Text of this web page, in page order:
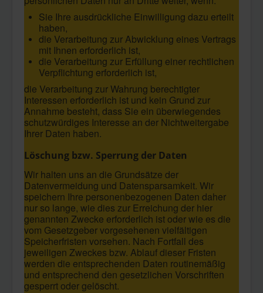
Sie Ihre ausdrückliche Einwilligung dazu erteilt
haben,
die Verarbeitung zur Abwicklung eines Vertrags
mit Ihnen erforderlich ist,
die Verarbeitung zur Erfüllung einer rechtlichen
Verpflichtung erforderlich ist,
die Verarbeitung zur Wahrung berechtigter
Interessen erforderlich ist und kein Grund zur
Annahme besteht, dass Sie ein überwiegendes
schutzwürdiges Interesse an der Nichtweitergabe
Ihrer Daten haben.
Löschung bzw. Sperrung der Daten
Wir halten uns an die Grundsätze der
Datenvermeidung und Datensparsamkeit. Wir
speichern Ihre personenbezogenen Daten daher
nur so lange, wie dies zur Erreichung der hier
genannten Zwecke erforderlich ist oder wie es die
vom Gesetzgeber vorgesehenen vielfältigen
Speicherfristen vorsehen. Nach Fortfall des
jeweiligen Zweckes bzw. Ablauf dieser Fristen
werden die entsprechenden Daten routinemäßig
und entsprechend den gesetzlichen Vorschriften
gesperrt oder gelöscht.